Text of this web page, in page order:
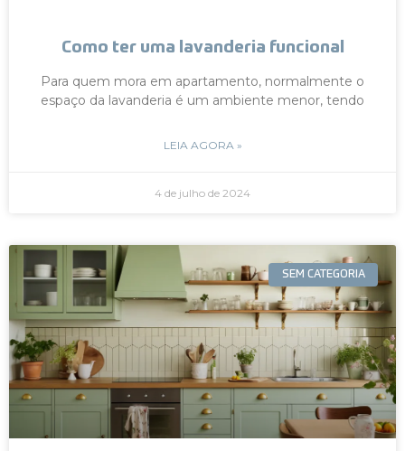
Como ter uma lavanderia funcional
Para quem mora em apartamento, normalmente o
espaço da lavanderia é um ambiente menor, tendo
LEIA AGORA »
4 de julho de 2024
SEM CATEGORIA